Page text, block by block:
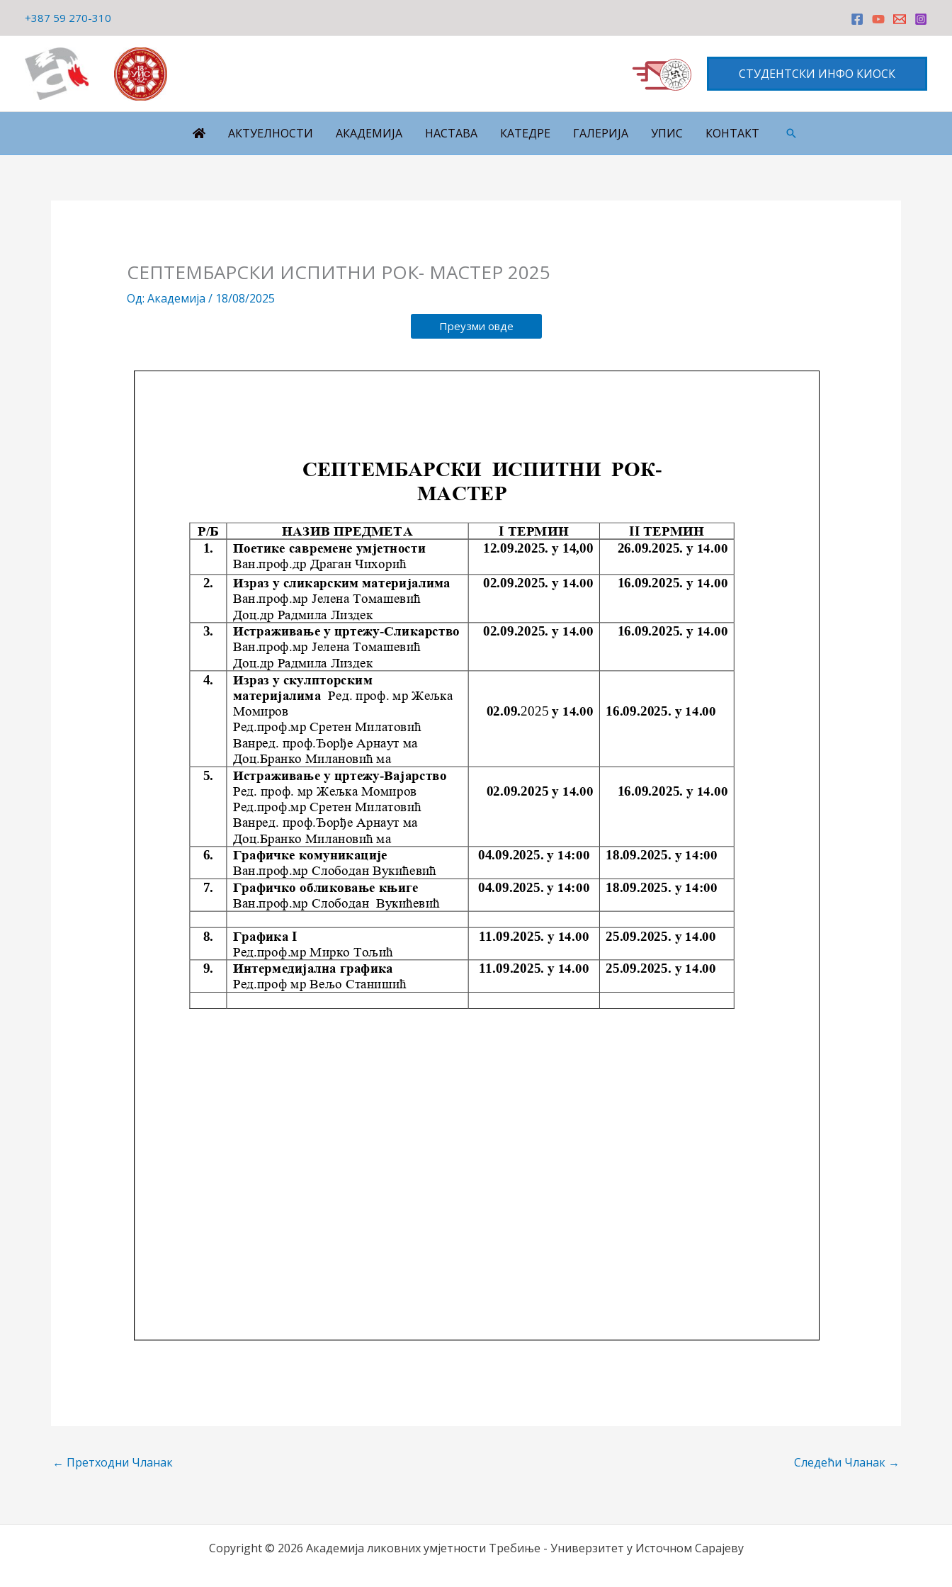
+387 59 270-310
СТУДЕНТСКИ ИНФО КИОСК
АКТУЕЛНОСТИ АКАДЕМИЈА НАСТАВА КАТЕДРЕ ГАЛЕРИЈА УПИС КОНТАКТ Претрага
СЕПТЕМБАРСКИ ИСПИТНИ РОК- МАСТЕР 2025
Од: Академија / 18/08/2025
Преузми овде
← Претходни Чланак Следећи Чланак →
Copyright © 2026 Академија ликовних умјетности Требиње - Универзитет у Источном Сарајеву